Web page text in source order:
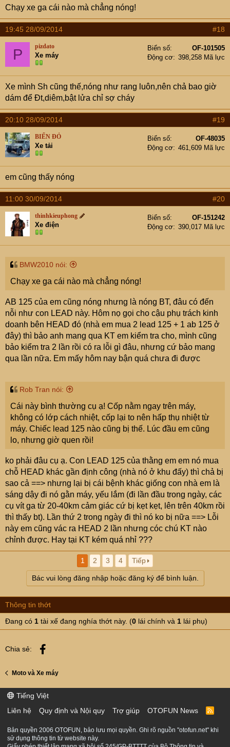
Chạy xe ga cái nào mà chẳng nóng!
19:45 28/09/2014 #18
P pizdato
Xe máy
Biển số
OF-101505
Động cơ
398,258 Mã lực
Xe mình Sh cũng thế,nóng như rang luôn,nên chả bao giờ
dám để Đt,diêm,bật lửa chỉ sợ cháy
20:10 28/09/2014 #19
BIỂN ĐỎ
Xe tải
Biển số
OF-48035
Động cơ
461,609 Mã lực
em cũng thấy nóng
11:00 30/09/2014 #20
thinhkieuphong
Xe điện
Biển số
OF-151242
Động cơ
390,017 Mã lực
BMW2010 nói:
Chạy xe ga cái nào mà chẳng nóng!
AB 125 của em cũng nóng nhưng là nóng BT, đâu có đến
nỗi như con LEAD này. Hôm nọ gọi cho cậu phụ trách kinh
doanh bên HEAD đó (nhà em mua 2 lead 125 + 1 ab 125 ở
đây) thì bảo anh mang qua KT em kiểm tra cho, mình cũng
bảo kiểm tra 2 lần rồi có ra lỗi gì đâu, nhưng cứ bảo mang
qua lần nữa. Em mấy hôm nay bận quá chưa đi được
Rob Tran nói:
Cái này bình thường cụ ạ! Cốp nằm ngay trên máy,
không có lớp cách nhiệt, cốp lại to nên hấp thụ nhiệt từ
máy. Chiếc lead 125 nào cũng bị thế. Lúc đầu em cũng
lo, nhưng giờ quen rồi!
ko phải đâu cụ ạ. Con LEAD 125 của thằng em em nó mua
chỗ HEAD khác gần định công (nhà nó ở khu đấy) thì chả bị
sao cả ==> nhưng lại bị cái bệnh khác giống con nhà em là
sáng dậy đi nó gằn máy, yếu lắm (đi lần đầu trong ngày, các
cụ vít ga từ 20-40km cảm giác cứ bị kẹt kẹt, lên trên 40km rồi
thì thấy bt). Lần thứ 2 trong ngày đi thì nó ko bị nữa ==> Lỗi
này em cũng vác ra HEAD 2 lần nhưng cóc chú KT nào
chỉnh được. Hay tại KT kém quá nhỉ ???
1 2 3 4 Tiếp
Bác vui lòng đăng nhập hoặc đăng ký để bình luận.
Thông tin thớt
Đang có 1 tài xế đang nghía thớt này. (0 lái chính và 1 lái phụ)
Chia sẻ:
Moto và Xe máy
Tiếng Việt
Liên hệ
Quy định và Nội quy Trợ giúp OTOFUN News
R
S
Bản quyền 2006 OTOFUN, bảo lưu mọi quyền. Ghi rõ nguồn "otofun.net" khi
sử dụng thông tin từ website này.